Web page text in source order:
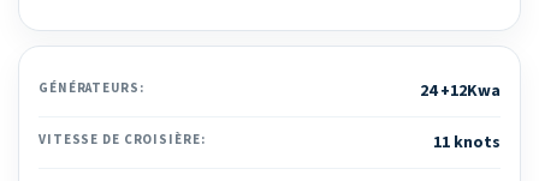
GÉNÉRATEURS: 24 +12Kwa
VITESSE DE CROISIÈRE: 11 knots